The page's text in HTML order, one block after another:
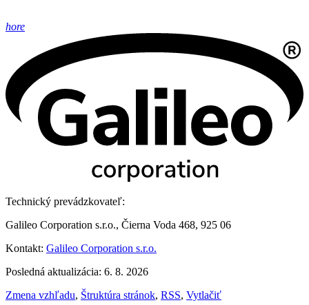
hore
Technický prevádzkovateľ:
Galileo Corporation s.r.o., Čierna Voda 468, 925 06
Kontakt: Galileo Corporation s.r.o.
Posledná aktualizácia: 6. 8. 2026
Zmena vzhľadu, Štruktúra stránok, RSS, Vytlačiť